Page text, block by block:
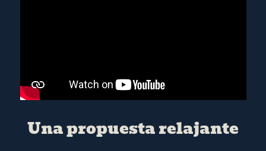
Una propuesta relajante